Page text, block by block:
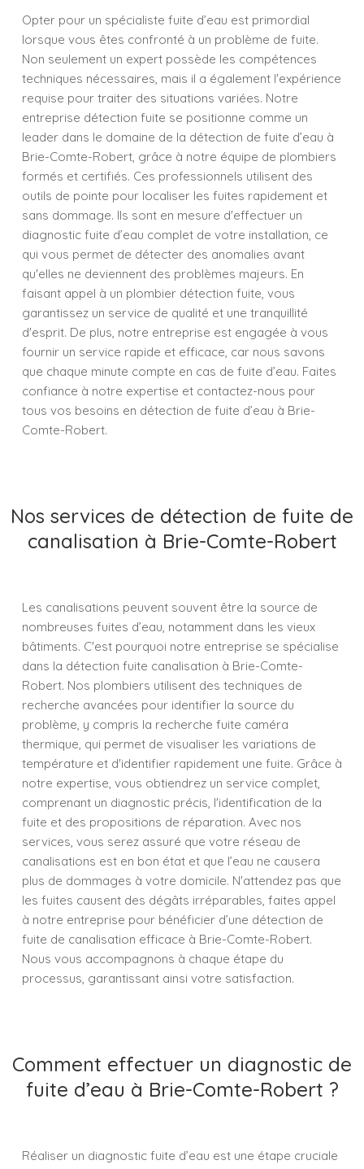
Opter pour un spécialiste fuite d’eau est primordial
lorsque vous êtes confronté à un problème de fuite.
Non seulement un expert possède les compétences
techniques nécessaires, mais il a également l'expérience
requise pour traiter des situations variées. Notre
entreprise détection fuite se positionne comme un
leader dans le domaine de la détection de fuite d’eau à
Brie-Comte-Robert, grâce à notre équipe de plombiers
formés et certifiés. Ces professionnels utilisent des
outils de pointe pour localiser les fuites rapidement et
sans dommage. Ils sont en mesure d'effectuer un
diagnostic fuite d’eau complet de votre installation, ce
qui vous permet de détecter des anomalies avant
qu'elles ne deviennent des problèmes majeurs. En
faisant appel à un plombier détection fuite, vous
garantissez un service de qualité et une tranquillité
d'esprit. De plus, notre entreprise est engagée à vous
fournir un service rapide et efficace, car nous savons
que chaque minute compte en cas de fuite d’eau. Faites
confiance à notre expertise et contactez-nous pour
tous vos besoins en détection de fuite d’eau à Brie-
Comte-Robert.
Nos services de détection de fuite de
canalisation à Brie-Comte-Robert
Les canalisations peuvent souvent être la source de
nombreuses fuites d’eau, notamment dans les vieux
bâtiments. C'est pourquoi notre entreprise se spécialise
dans la détection fuite canalisation à Brie-Comte-
Robert. Nos plombiers utilisent des techniques de
recherche avancées pour identifier la source du
problème, y compris la recherche fuite caméra
thermique, qui permet de visualiser les variations de
température et d'identifier rapidement une fuite. Grâce à
notre expertise, vous obtiendrez un service complet,
comprenant un diagnostic précis, l'identification de la
fuite et des propositions de réparation. Avec nos
services, vous serez assuré que votre réseau de
canalisations est en bon état et que l’eau ne causera
plus de dommages à votre domicile. N'attendez pas que
les fuites causent des dégâts irréparables, faites appel
à notre entreprise pour bénéficier d’une détection de
fuite de canalisation efficace à Brie-Comte-Robert.
Nous vous accompagnons à chaque étape du
processus, garantissant ainsi votre satisfaction.
Comment effectuer un diagnostic de
fuite d’eau à Brie-Comte-Robert ?
Réaliser un diagnostic fuite d’eau est une étape cruciale